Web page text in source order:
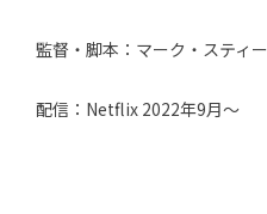
監督・脚本：マーク・スティ
配信：Netflix 2022年9月〜